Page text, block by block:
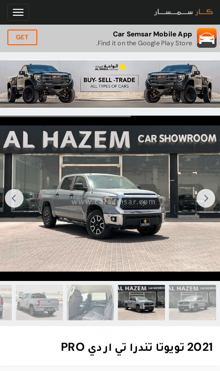
Car Semsar Mobile App
Find it on the Google Play Store.
GET
2021 تويوتا تندرا تي ار دي PRO